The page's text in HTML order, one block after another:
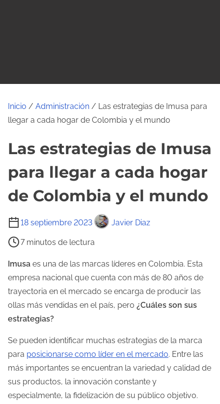
Inicio / Administración / Las estrategias de Imusa para
llegar a cada hogar de Colombia y el mundo
Las estrategias de Imusa
para llegar a cada hogar
de Colombia y el mundo
18 septiembre 2023 Javier Diaz
T
e
m
p
o
d
e
e
c
t
u
r
7 minutos de lectura
Imusa es una de las marcas líderes en Colombia. Esta
empresa nacional que cuenta con más de 80 años de
trayectoria en el mercado se encarga de producir las
ollas más vendidas en el país, pero ¿Cuáles son sus
estrategias?
Se pueden identificar muchas estrategias de la marca
para posicionarse como líder en el mercado. Entre las
más importantes se encuentran la variedad y calidad de
sus productos, la innovación constante y
especialmente, la fidelización de su público objetivo.